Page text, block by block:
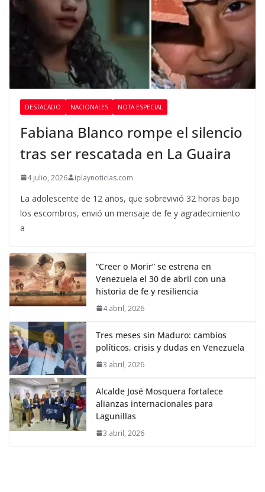
DESTACADO NACIONALES NOTA ESPECIAL
Fabiana Blanco rompe el silencio
tras ser rescatada en La Guaira
4 julio, 2026 iplaynoticias.com
La adolescente de 12 años, que sobrevivió 32 horas bajo
los escombros, envió un mensaje de fe y agradecimiento
a
“Creer o Morir” se estrena en
Venezuela el 30 de abril con una
historia de fe y resiliencia
4 abril, 2026
Tres meses sin Maduro: cambios
políticos, crisis y dudas en Venezuela
3 abril, 2026
Alcalde José Mosquera fortalece
alianzas internacionales para
Lagunillas
3 abril, 2026